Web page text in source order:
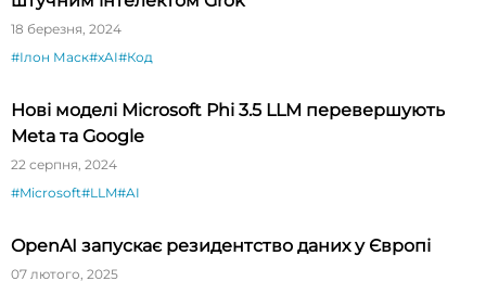
18 березня, 2024
#Ілон Маск#xAI#Код
Нові моделі Microsoft Phi 3.5 LLM перевершують
Meta та Google
22 серпня, 2024
#Microsoft#LLM#AI
OpenAI запускає резидентство даних у Європі
07 лютого, 2025